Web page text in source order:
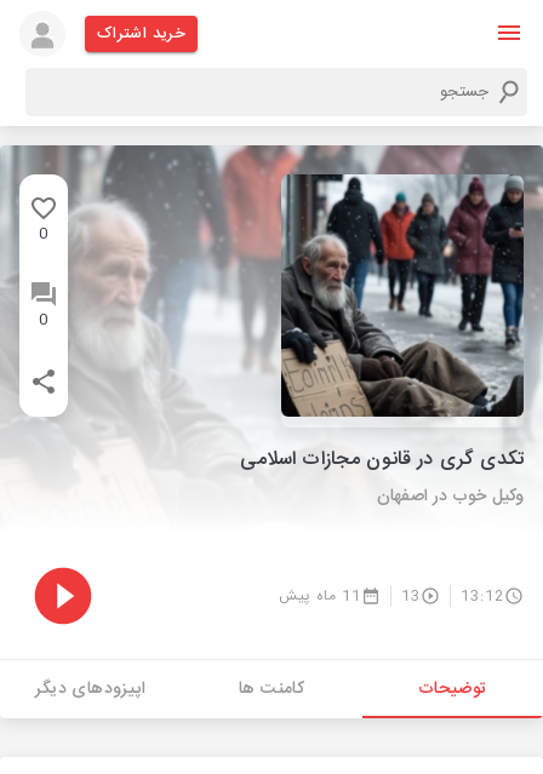
خرید اشتراک
0
0
تکدی گری در قانون مجازات اسلامی
وکیل خوب در اصفهان
13:12
13 11 ماه پیش
توضیحات کامنت ها اپیزودهای دیگر